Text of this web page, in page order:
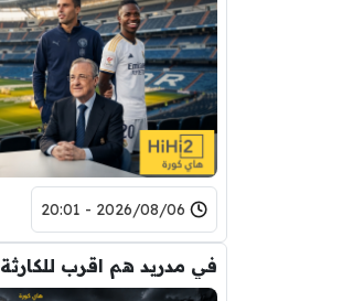
2026/08/06 - 20:01
في مدريد هم اقرب للكارثة